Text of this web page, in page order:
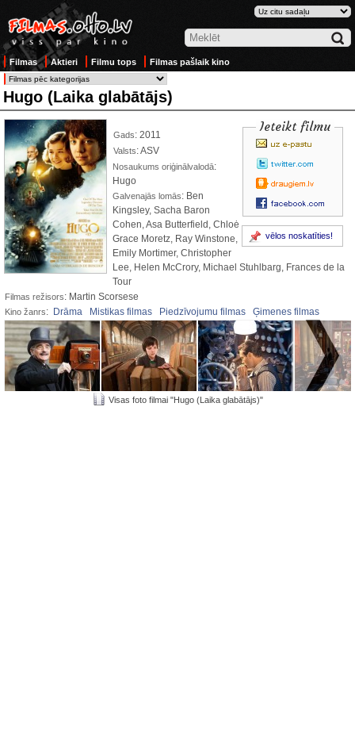
Filmas Aktieri Filmu tops Filmas pašlaik kino
Hugo (Laika glabātājs)
Ieteikt filmu
vēlos noskatīties!
Gads: 2011
Valsts: ASV
Nosaukums oriģinālvalodā:
Hugo
Galvenajās lomās: Ben
Kingsley, Sacha Baron
Cohen, Asa Butterfield, Chloė
Grace Moretz, Ray Winstone,
Emily Mortimer, Christopher
Lee, Helen McCrory, Michael Stuhlbarg, Frances de la
Tour
Filmas režisors: Martin Scorsese
Kino žanrs: Drāma Mistikas filmas Piedzīvojumu filmas Ģimenes filmas
Visas foto filmai "Hugo (Laika glabātājs)"